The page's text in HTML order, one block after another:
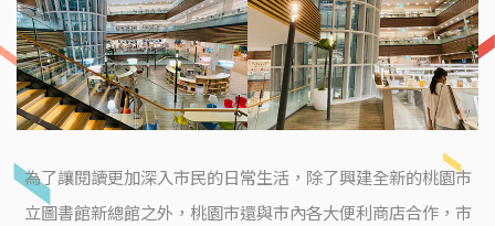
為了讓閱讀更加深入市民的日常生活，除了興建全新的桃園市
立圖書館新總館之外，桃園市還與市內各大便利商店合作，市